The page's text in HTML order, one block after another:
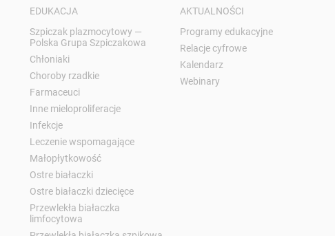
EDUKACJA
Szpiczak plazmocytowy —
Polska Grupa Szpiczakowa
Chłoniaki
Choroby rzadkie
Farmaceuci
Inne mieloproliferacje
Infekcje
Leczenie wspomagające
Małopłytkowość
Ostre białaczki
Ostre białaczki dziecięce
Przewlekła białaczka
limfocytowa
AKTUALNOŚCI
Programy edukacyjne
Relacje cyfrowe
Kalendarz
Webinary